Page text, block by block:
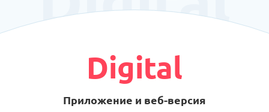
Digital
Приложение и веб-версия